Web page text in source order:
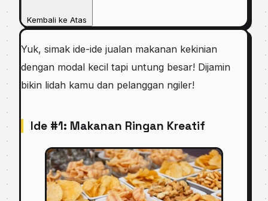
Kembali ke Atas
Yuk, simak ide-ide jualan makanan kekinian
dengan modal kecil tapi untung besar! Dijamin
bikin lidah kamu dan pelanggan ngiler!
Ide #1: Makanan Ringan Kreatif